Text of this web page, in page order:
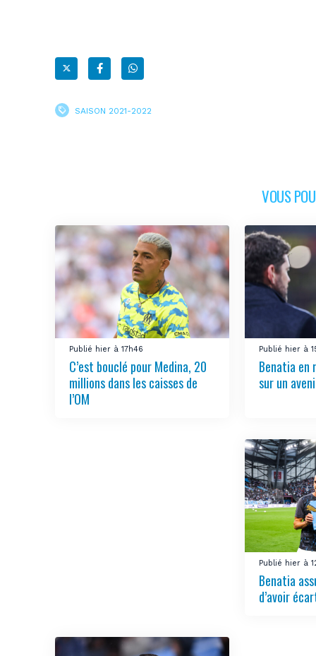
SAISON 2021-2022
VOUS
Publié hier à 17h46
C’est bouclé pour Medina, 20
millions dans les caisses de
l’OM
Publié hier à
Benatia en
sur un
Publié hier à
Benatia
d’avoir